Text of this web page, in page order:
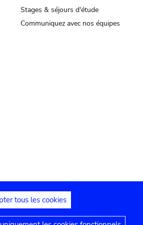
Stages & séjours d'étude
Communiquez avec nos équipes
Mentions juridiques
tous les cookies